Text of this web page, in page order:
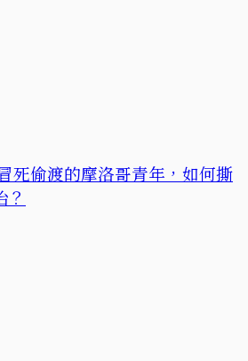
死偷渡的摩洛哥青年，如何撕